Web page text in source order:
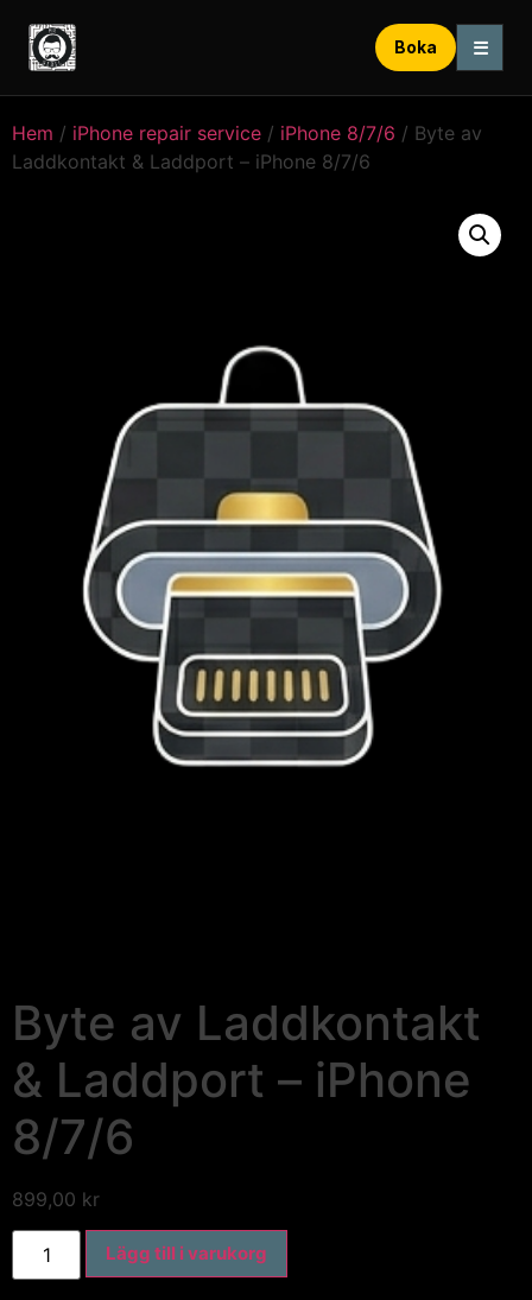
Boka ☰
Hem / iPhone repair service / iPhone 8/7/6 / Byte av
Laddkontakt & Laddport – iPhone 8/7/6
Byte av Laddkontakt
& Laddport – iPhone
8/7/6
899,00 kr
Lägg till i varukorg